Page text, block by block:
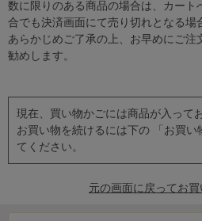
数に限りのある商品の場合は、カート
合でも決済画面にて売り切れとなる場
あらかじめご了承の上、お早めにご注
勧めします。
現在、買い物かごには商品が入って
お買い物を続けるには下の 「お買い
てください。
元の画面に戻ってお